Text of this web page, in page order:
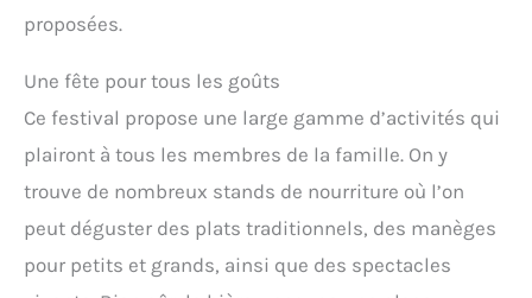
proposées.
Une fête pour tous les goûts
Ce festival propose une large gamme d’activités qui
plairont à tous les membres de la famille. On y
trouve de nombreux stands de nourriture où l’on
peut déguster des plats traditionnels, des manèges
pour petits et grands, ainsi que des spectacles